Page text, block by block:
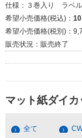
仕様： ３巻入り ラベ
希望小売価格(税込)：
希望小売価格(税別)：
販売状況： 販売終了
マット紙ダイ
全て